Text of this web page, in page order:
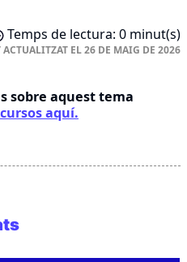
Temps de lectura: 0 minut(s)
ACTUALITZAT EL26 DE MAIG DE 2026
sobre aquest tema
aquí.